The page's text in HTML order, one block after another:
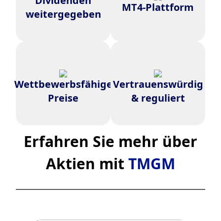
weitergegeben
auf Ihr TMGM-Konto.
MT4-Plattform
weitesten verbreiteten
Handelsplattform.
Wettbewerbsfähige
Preise
Profitieren Sie von einigen der
wettbewerbsfähigsten Preise
am Markt.
Vertrauenswürdig
& reguliert
Handeln Sie mit Vertrauen, da
TMGM strenge regulatorische
Standards einhält.
Erfahren Sie mehr über
Aktien mit TMGM